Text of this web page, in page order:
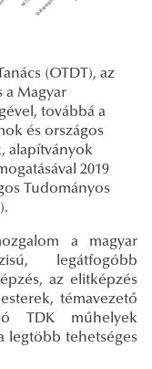
(OTDT), az
a Magyar
továbbá a
és országos
alapítványok
2019
Tudományos
a magyar
legátfogóbb
az elitképzés
témavezető
TDK műhelyek
legtöbb tehetséges